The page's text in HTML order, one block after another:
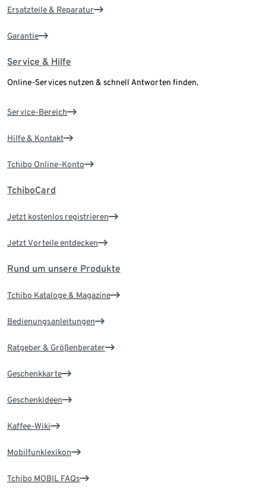
Ersatzteile & Reparatur
Garantie
Service & Hilfe
Online-Services nutzen & schnell Antworten finden.
Service-Bereich
Hilfe & Kontakt
Tchibo Online-Konto
TchiboCard
Jetzt kostenlos registrieren
Jetzt Vorteile entdecken
Rund um unsere Produkte
Tchibo Kataloge & Magazine
Bedienungsanleitungen
Ratgeber & Größenberater
Geschenkkarte
Geschenkideen
Kaffee-Wiki
Mobilfunklexikon
Tchibo MOBIL FAQs